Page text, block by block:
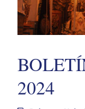
2024